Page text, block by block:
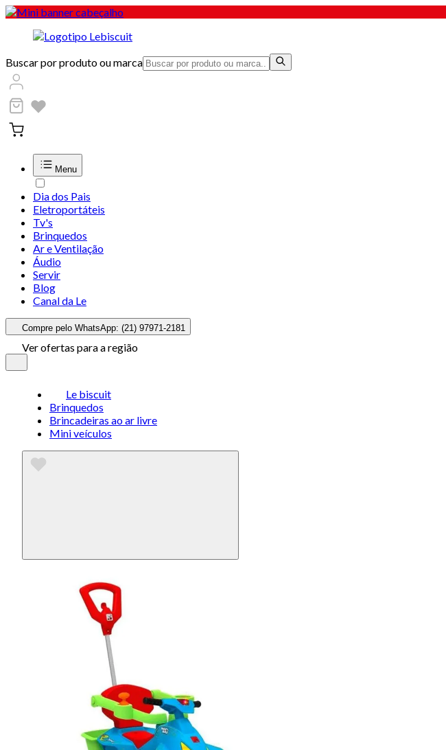
Buscar por produto ou marca
Menu
Dia dos Pais
Eletroportáteis
Tv's
Brinquedos
Ar e Ventilação
Áudio
Servir
Blog
Canal da Le
Compre pelo WhatsApp: (21) 97971-2181
Ver ofertas para a região
Le biscuit
Brinquedos
Brincadeiras ao ar livre
Mini veículos